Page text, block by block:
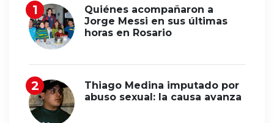
Quiénes acompañaron a
Jorge Messi en sus últimas
horas en Rosario
Thiago Medina imputado por
abuso sexual: la causa avanza